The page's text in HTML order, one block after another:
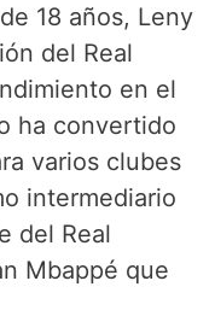
18 años, Leny
del Real
en el
ha convertido
varios clubes
intermediario
del Real
Mbappé que